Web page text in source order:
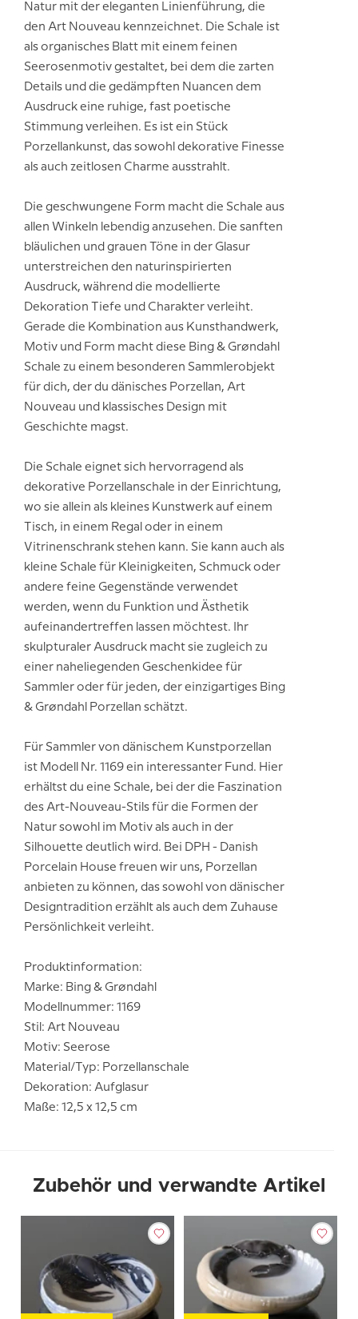
Natur mit der eleganten Linienführung, die
den Art Nouveau kennzeichnet. Die Schale ist
als organisches Blatt mit einem feinen
Seerosenmotiv gestaltet, bei dem die zarten
Details und die gedämpften Nuancen dem
Ausdruck eine ruhige, fast poetische
Stimmung verleihen. Es ist ein Stück
Porzellankunst, das sowohl dekorative Finesse
als auch zeitlosen Charme ausstrahlt.
Die geschwungene Form macht die Schale aus
allen Winkeln lebendig anzusehen. Die sanften
bläulichen und grauen Töne in der Glasur
unterstreichen den naturinspirierten
Ausdruck, während die modellierte
Dekoration Tiefe und Charakter verleiht.
Gerade die Kombination aus Kunsthandwerk,
Motiv und Form macht diese Bing & Grøndahl
Schale zu einem besonderen Sammlerobjekt
für dich, der du dänisches Porzellan, Art
Nouveau und klassisches Design mit
Geschichte magst.
Die Schale eignet sich hervorragend als
dekorative Porzellanschale in der Einrichtung,
wo sie allein als kleines Kunstwerk auf einem
Tisch, in einem Regal oder in einem
Vitrinenschrank stehen kann. Sie kann auch als
kleine Schale für Kleinigkeiten, Schmuck oder
andere feine Gegenstände verwendet
werden, wenn du Funktion und Ästhetik
aufeinandertreffen lassen möchtest. Ihr
skulpturaler Ausdruck macht sie zugleich zu
einer naheliegenden Geschenkidee für
Sammler oder für jeden, der einzigartiges Bing
& Grøndahl Porzellan schätzt.
Für Sammler von dänischem Kunstporzellan
ist Modell Nr. 1169 ein interessanter Fund. Hier
erhältst du eine Schale, bei der die Faszination
des Art-Nouveau-Stils für die Formen der
Natur sowohl im Motiv als auch in der
Silhouette deutlich wird. Bei DPH - Danish
Porcelain House freuen wir uns, Porzellan
anbieten zu können, das sowohl von dänischer
Designtradition erzählt als auch dem Zuhause
Persönlichkeit verleiht.
Produktinformation:
Marke: Bing & Grøndahl
Modellnummer: 1169
Stil: Art Nouveau
Motiv: Seerose
Material/Typ: Porzellanschale
Dekoration: Aufglasur
Maße: 12,5 x 12,5 cm
Zubehör und verwandte Artikel